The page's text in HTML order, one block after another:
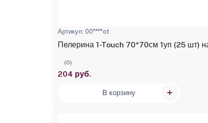
Артикул: 00****ot
Пелерина 1-Touch 70*70см 1уп (25 шт)
(0)
204 руб.
В корзину